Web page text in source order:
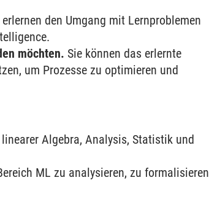
erlernen den Umgang mit Lernproblemen
möchten. Sie können das erlernte
um Prozesse zu optimieren und
Algebra, Analysis, Statistik und
ML zu analysieren, zu formalisieren